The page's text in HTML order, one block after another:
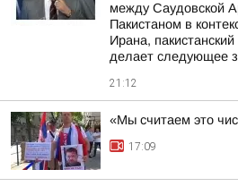
между Саудовской
Пакистаном в
Ирана,
делает следующее
21:12
«Мы считаем это
17:09